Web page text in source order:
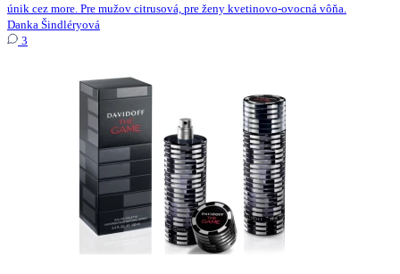
únik cez more. Pre mužov citrusová, pre ženy kvetinovo-ovocná vôňa.
Danka Šindléryová
3